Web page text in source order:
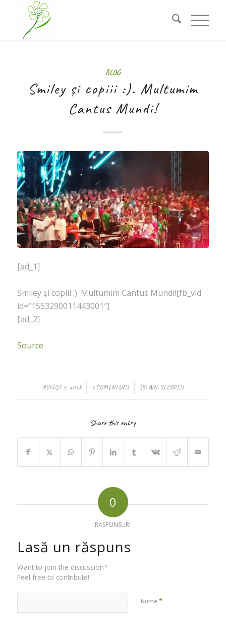
BLOG
Smiley și copiii :). Multumim
Cantus Mundi!
[ad_1]
Smiley și copiii :). Multumim Cantus Mundi![fb_vid
id=”1553290011443001″]
[ad_2]
Source
AUGUST 3, 2018
/ 0 COMENTARII
/ DEANA SI COPIII
Share this entry
0
RASPUNSURI
Lasă un răspuns
Want to join the discussion?
Feel free to contribute!
Nume *